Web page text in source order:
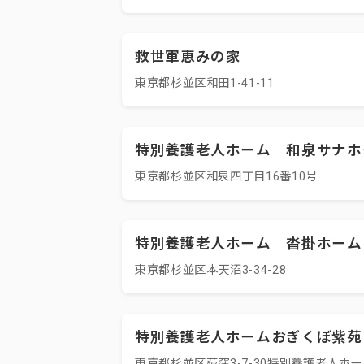
救世軍恵みの家
東京都杉並区和田1-41-11
特別養護老人ホーム 和泉サナホ
東京都杉並区和泉四丁目16番10号
特別養護老人ホーム 沓掛ホーム
東京都杉並区本天沼3-34-28
特別養護老人ホームおぎくぼ紫苑